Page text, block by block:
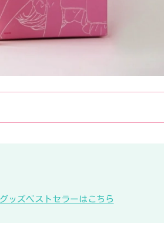
グッズベストセラーはこちら